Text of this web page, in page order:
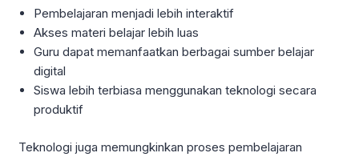
Pembelajaran menjadi lebih interaktif
Akses materi belajar lebih luas
Guru dapat memanfaatkan berbagai sumber belajar
digital
Siswa lebih terbiasa menggunakan teknologi secara
produktif
Teknologi juga memungkinkan proses pembelajaran